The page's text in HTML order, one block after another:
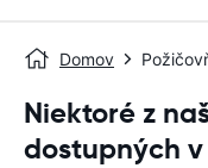
Domov
Niektoré z
dostupných